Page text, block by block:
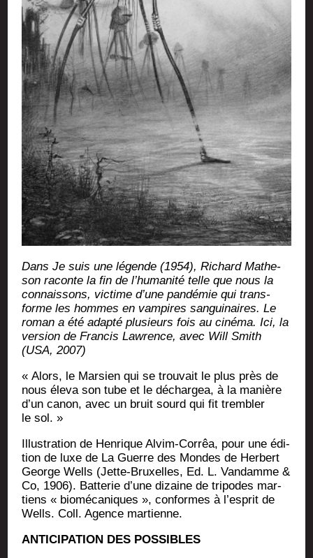
Dans Je suis une légende (1954), Richard Mathe­
son raconte la fin de l’humanité telle que nous la
connais­sons, vic­time d’une pan­dé­mie qui trans­
forme les hommes en vam­pires san­gui­naires. Le
roman a été adap­té plu­sieurs fois au ciné­ma. Ici, la
ver­sion de Fran­cis Law­rence, avec Will Smith
(USA, 2007)
« Alors, le Mar­sien qui se trou­vait le plus près de
nous éle­va son tube et le déchar­gea, à la manière
d’un canon, avec un bruit sourd qui fit trem­bler
le sol. »
Illus­tra­tion de Hen­rique Alvim-Cor­rêa, pour une édi­
tion de luxe de La Guerre des Mondes de Her­bert
George Wells (Jette-Bruxelles, Ed. L. Van­damme &
Co, 1906). Bat­te­rie d’une dizaine de tri­podes mar­
tiens « bio­mé­ca­niques », conformes à l’es­prit de
Wells. Coll. Agence martienne.
ANTICIPATION DES POSSIBLES